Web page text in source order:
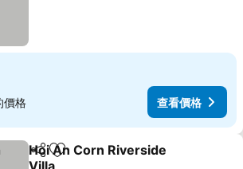
價格 查看價格
分享 加入我的最愛
Hoi An Corn Riverside
Villa